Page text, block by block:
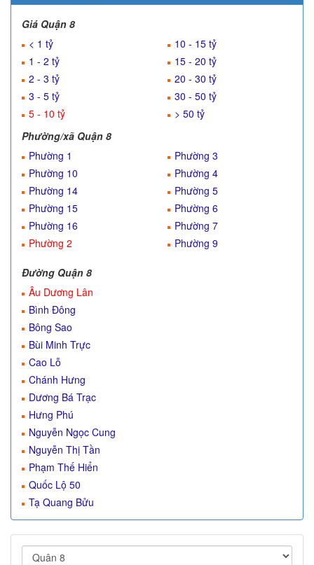
Giá Quận 8
< 1 tỷ
1 - 2 tỷ
2 - 3 tỷ
3 - 5 tỷ
5 - 10 tỷ
10 - 15 tỷ
15 - 20 tỷ
20 - 30 tỷ
30 - 50 tỷ
> 50 tỷ
Phường/xã Quận 8
Phường 1
Phường 10
Phường 14
Phường 15
Phường 16
Phường 2
Phường 3
Phường 4
Phường 5
Phường 6
Phường 7
Phường 9
Đường Quận 8
Âu Dương Lân
Bình Đông
Bông Sao
Bùi Minh Trực
Cao Lỗ
Chánh Hưng
Dương Bá Trạc
Hưng Phú
Nguyễn Ngọc Cung
Nguyễn Thị Tần
Phạm Thế Hiển
Quốc Lộ 50
Tạ Quang Bửu